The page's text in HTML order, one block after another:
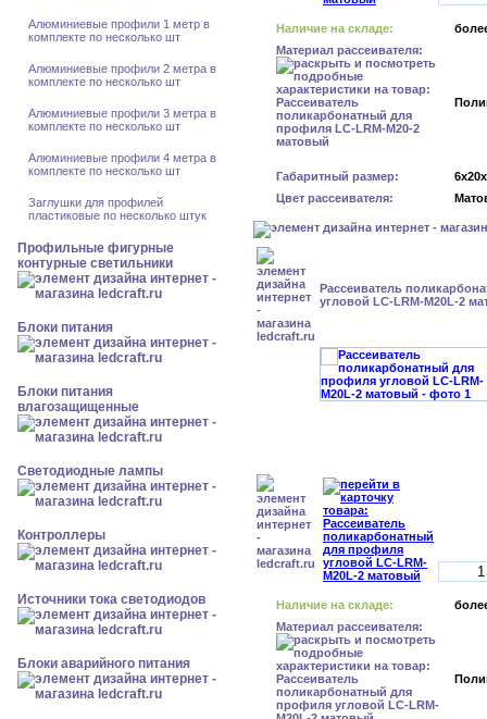
Алюминиевые профили 1 метр в
комплекте по несколько шт
Алюминиевые профили 2 метра в
комплекте по несколько шт
Алюминиевые профили 3 метра в
комплекте по несколько шт
Алюминиевые профили 4 метра в
комплекте по несколько шт
Заглушки для профилей
пластиковые по несколько штук
Профильные фигурные
контурные светильники
Блоки питания
Блоки питания
влагозащищенные
Светодиодные лампы
Контроллеры
Источники тока светодиодов
Блоки аварийного питания
Наличие на складе:
Материал рассеивателя:
Габаритный размер:
Цвет рассеивателя:
Рассеиватель
угловой LC-LRM-M20L-2
Наличие на складе:
Материал рассеивателя: